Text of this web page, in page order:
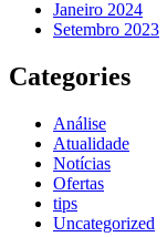
Janeiro 2024
Setembro 2023
Categories
Análise
Atualidade
Notícias
Ofertas
tips
Uncategorized